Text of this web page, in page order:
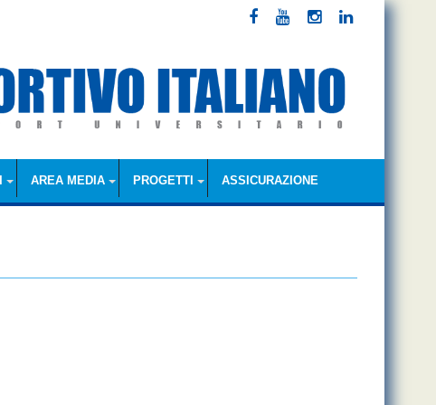
AREA MEDIA PROGETTI ASSICURAZIONE